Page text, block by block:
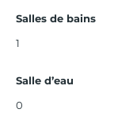
Salles de bains
1
Salle d’eau
0